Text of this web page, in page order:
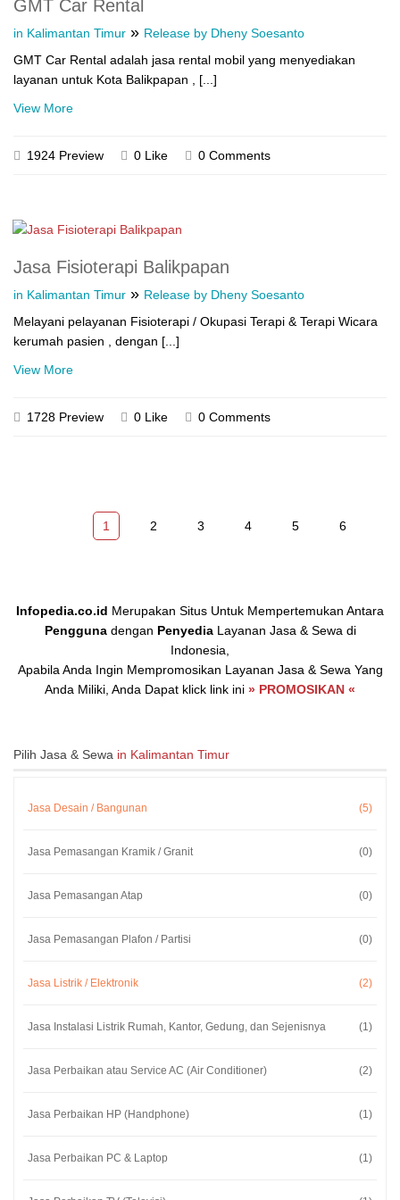
GMT Car Rental
in Kalimantan Timur » Release by Dheny Soesanto
GMT Car Rental adalah jasa rental mobil yang menyediakan
layanan untuk Kota Balikpapan , [...]
View More
1924 Preview 0 Like 0 Comments
Jasa Fisioterapi Balikpapan
in Kalimantan Timur » Release by Dheny Soesanto
Melayani pelayanan Fisioterapi / Okupasi Terapi & Terapi Wicara
kerumah pasien , dengan [...]
View More
1728 Preview 0 Like 0 Comments
1 2 3 4 5 6
Infopedia.co.id Merupakan Situs Untuk Mempertemukan Antara
Penggunadengan Penyedia Layanan Jasa & Sewa di
Indonesia,
Apabila Anda Ingin Mempromosikan Layanan Jasa & Sewa Yang
Anda Miliki, Anda Dapat klick link ini » PROMOSIKAN «
Pilih Jasa & Sewa in Kalimantan Timur
Jasa Desain / Bangunan (5)
Jasa Pemasangan Kramik / Granit (0)
Jasa Pemasangan Atap (0)
Jasa Pemasangan Plafon / Partisi (0)
Jasa Listrik / Elektronik (2)
Jasa Instalasi Listrik Rumah, Kantor, Gedung, dan Sejenisnya (1)
Jasa Perbaikan atau Service AC (Air Conditioner) (2)
Jasa Perbaikan HP (Handphone) (1)
Jasa Perbaikan PC & Laptop (1)